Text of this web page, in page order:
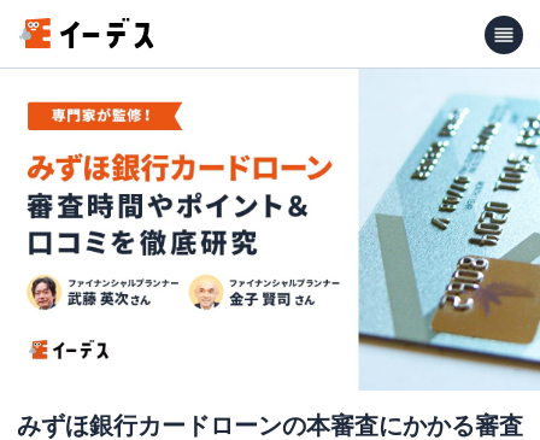
みずほ銀行カードローンの本審査にかかる審査